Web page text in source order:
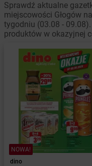
Sprawdź aktualne
miejscowości Głogów
tygodniu (03.08 -
produktów w okazyjnej
NOWA!
dino